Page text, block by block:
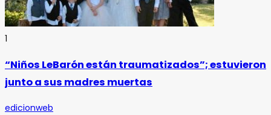
1
“Niños LeBarón están traumatizados”; estuvieron
junto a sus madres muertas
edicionweb